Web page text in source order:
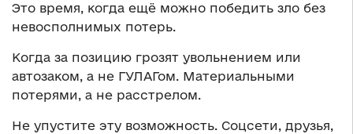
Это время, когда ещё можно победить зло без
невосполнимых потерь.
Когда за позицию грозят увольнением или
автозаком, а не ГУЛАГом. Материальными
потерями, а не расстрелом.
Не упустите эту возможность. Соцсети, друзья,